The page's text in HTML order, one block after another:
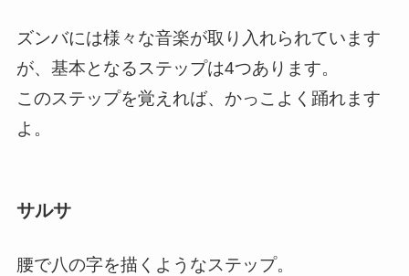
ズンバには様々な音楽が取り入れられています
が、基本となるステップは4つあります。
このステップを覚えれば、かっこよく踊れます
よ。
サルサ
腰で八の字を描くようなステップ。